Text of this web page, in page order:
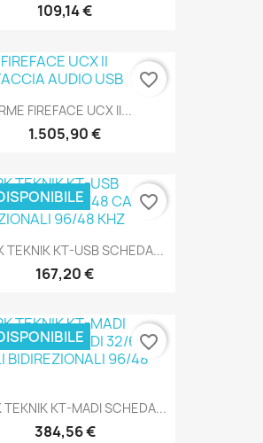
109,14 €
SOLO ONLINE
RME FIREFACE UCX II...
1.505,90 €
SOLO ONLINE
favorite_border
TEKNIK KT-USB SCHEDA...
167,20 €
favorite_border
TEKNIK KT-MADI SCHEDA...
384,56 €
favorite_border